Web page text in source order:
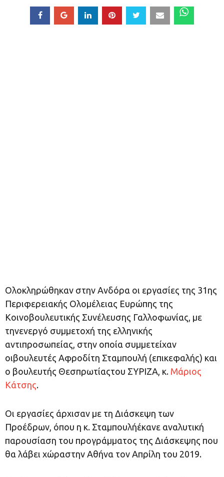
Ολοκληρώθηκαν στην Ανδόρα οι εργασίες της 31ης
Περιφερειακής Ολομέλειας Ευρώπης της
Κοινοβουλευτικής Συνέλευσης Γαλλοφωνίας, με
τηνενεργό συμμετοχή της ελληνικής
αντιπροσωπείας, στην οποία συμμετείχαν
οιβουλευτές Αφροδίτη Σταμπουλή (επικεφαλής) και
ο βουλευτής Θεσπρωτίαςτου ΣΥΡΙΖΑ, κ. Μάριος
Κάτσης.
Οι εργασίες άρχισαν με τη Διάσκεψη των
Προέδρων, όπου η κ. Σταμπουλήέκανε αναλυτική
παρουσίαση του προγράμματος της Διάσκεψης που
θα λάβει χώραστην Αθήνα τον Απρίλη του 2019.